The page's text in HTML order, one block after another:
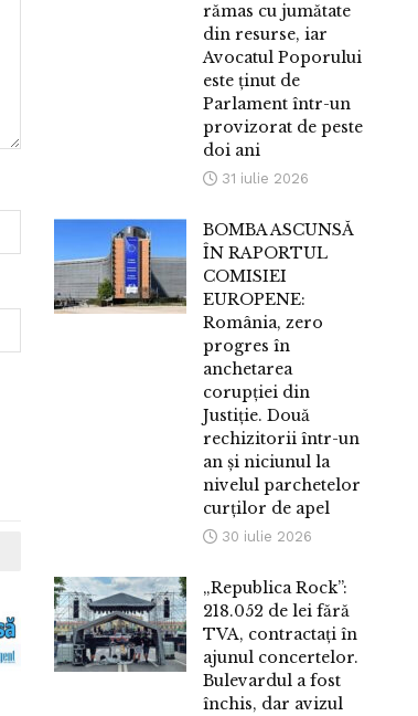
rămas cu jumătate
din resurse, iar
Avocatul Poporului
este ținut de
Parlament într-un
provizorat de peste
doi ani
31 iulie 2026
BOMBA ASCUNSĂ
ÎN RAPORTUL
COMISIEI
EUROPENE:
România, zero
progres în
anchetarea
corupției din
Justiție. Două
rechizitorii într-un
an și niciunul la
nivelul parchetelor
curților de apel
30 iulie 2026
„Republica Rock”:
218.052 de lei fără
TVA, contractați în
ajunul concertelor.
Bulevardul a fost
închis, dar avizul